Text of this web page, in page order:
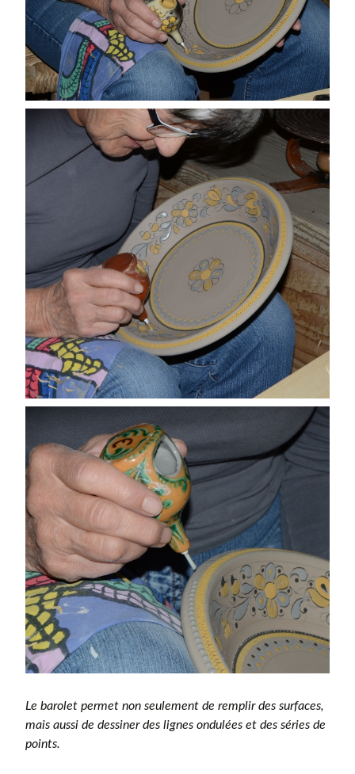
Le barolet permet non seulement de remplir des surfaces,
mais aussi de dessiner des lignes ondulées et des séries de
points.